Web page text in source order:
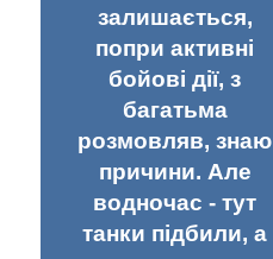
залишається,
попри активні
бойові дії, з
багатьма
розмовляв, знаю
причини. Але
водночас - тут
танки підбили, а